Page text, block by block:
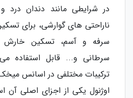
در شرایطی مانند دندان درد
ناراحتی های گوارشی، برای
سرفه و آسم، تسکین
سرطانی و... قابل استفاده
ترکیبات مختلفی در اسانس
اوژنول یکی از اجزای اصلی آن